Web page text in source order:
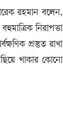
রহমান বলেন,
নিরাপত্তা
প্রস্তুত রাখা
থাকার কোনো